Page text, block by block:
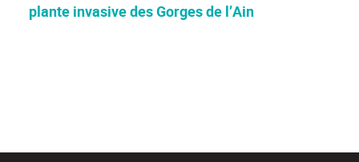
plante invasive des Gorges de l’Ain